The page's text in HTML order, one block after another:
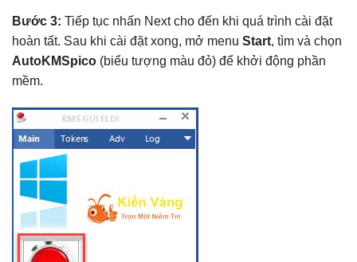
Bước 3: Tiếp tục nhấn Next cho đến khi quá trình cài đặt
hoàn tất. Sau khi cài đặt xong, mở menu Start, tìm và chọn
AutoKMSpico (biểu tượng màu đỏ) để khởi động phần
mềm.